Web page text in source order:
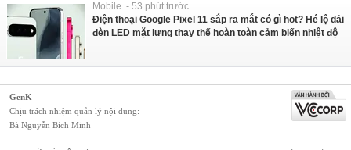
Mobile - 53 phút trước
Điện thoại Google Pixel 11 sắp ra mắt có gì hot? Hé lộ dải
đèn LED mặt lưng thay thế hoàn toàn cảm biến nhiệt độ
GenK
Chịu trách nhiệm quản lý nội dung:
Bà Nguyễn Bích Minh